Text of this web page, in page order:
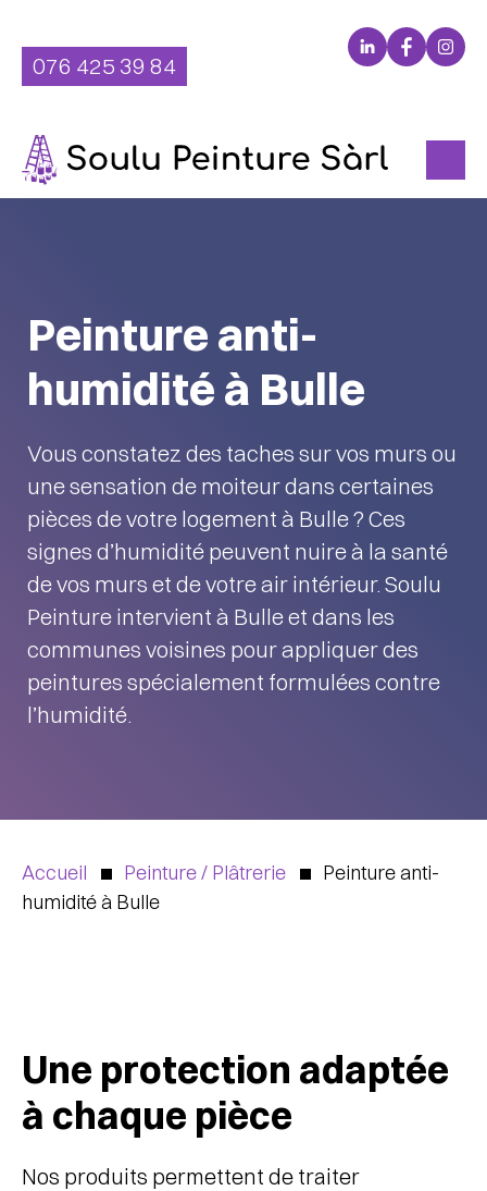
au
contenu
076 425 39 84
LinkedIn
Peinture anti-
humidité à Bulle
Vous constatez des taches sur vos murs ou
une sensation de moiteur dans certaines
pièces de votre logement à Bulle ? Ces
signes d’humidité peuvent nuire à la santé
de vos murs et de votre air intérieur. Soulu
Peinture intervient à Bulle et dans les
communes voisines pour appliquer des
peintures spécialement formulées contre
l’humidité.
Accueil Peinture / Plâtrerie
Peinture anti-
humidité à Bulle
Une protection adaptée
à chaque pièce
Nos produits permettent de traiter